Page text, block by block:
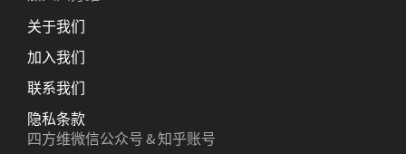
关于我们
加入我们
联系我们
隐私条款
四方维微信公众号 & 知乎账号